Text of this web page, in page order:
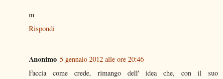
m
Rispondi
Anonimo 5 gennaio 2012 alle ore 20:46
Faccia come crede, rimango dell' idea che, con il suo